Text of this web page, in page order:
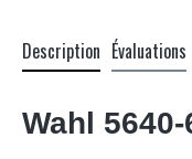
Description Évaluations
Wahl